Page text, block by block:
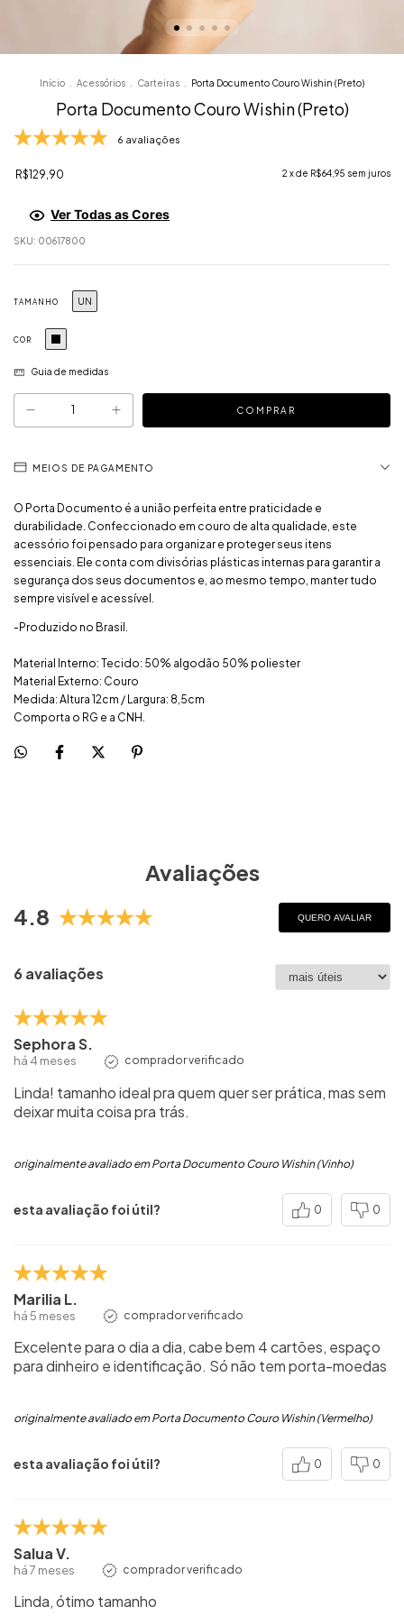
Início Acessórios Carteiras Porta Documento Couro Wishin (Preto)
Porta Documento Couro Wishin (Preto)
6 avaliações
R$129,90 2 x de R$64,95 sem juros
Ver Todas as Cores
SKU: 00617800
TAMANHO UN
COR
Guia de medidas
MEIOS DE PAGAMENTO
O Porta Documento é a união perfeita entre praticidade e
durabilidade. Confeccionado em couro de alta qualidade, este
acessório foi pensado para organizar e proteger seus itens
essenciais. Ele conta com divisórias plásticas internas para garantir a
segurança dos seus documentos e, ao mesmo tempo, manter tudo
sempre visível e acessível.
-Produzido no Brasil.
Material Interno: Tecido: 50% algodão 50% poliester
Material Externo: Couro
Medida: Altura 12cm / Largura: 8,5cm
Comporta o RG e a CNH.
Avaliações
4.8
QUERO AVALIAR
6 avaliações
Sephora S.
há 4 meses comprador verificado
Linda! tamanho ideal pra quem quer ser prática, mas sem
deixar muita coisa pra trás.
originalmente avaliado em Porta Documento Couro Wishin (Vinho)
esta avaliação foi útil? 0 0
Marilia L.
há 5 meses comprador verificado
Excelente para o dia a dia, cabe bem 4 cartões, espaço
para dinheiro e identificação. Só não tem porta-moedas
originalmente avaliado em Porta Documento Couro Wishin (Vermelho)
esta avaliação foi útil? 0 0
Salua V.
há 7 meses comprador verificado
Linda, ótimo tamanho